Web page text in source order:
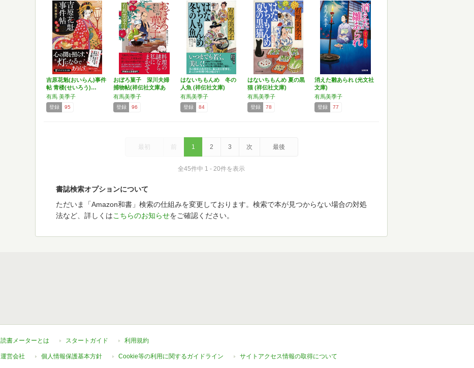
吉原花魁(おいらん)事件
帖 青楼(せいろう)…
有馬 美季子
登録 95
おぼろ菓子 深川夫婦
捕物帖(祥伝社文庫あ
36…
有馬美季子
登録 96
はないちもんめ 冬の
人魚 (祥伝社文庫)
有馬美季子
登録 84
はないちもんめ 夏の黒
猫 (祥伝社文庫)
有馬美季子
登録 78
消えた雛あられ (光文社
文庫)
有馬美季子
登録 77
最初 前 1 2 3 次 最後
全45件中 1 - 20件を表示
書誌検索オプションについて
ただいま「Amazon和書」検索の仕組みを変更しております。検索で本が見つからない場合の対処
法など、詳しくはこちらのお知らせをご確認ください。
読書メーターとは スタートガイド 利用規約
運営会社 個人情報保護基本方針 Cookie等の利用に関するガイドライン サイトアクセス情報の取得について